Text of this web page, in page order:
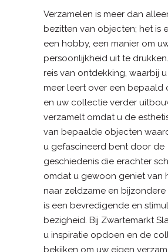
Verzamelen is meer dan
bezitten van objecten; het is
een hobby, een manier om
persoonlijkheid uit te
reis van ontdekking, waarbij
meer leert over een bepaald
en uw collectie verder
verzamelt omdat u de
van bepaalde objecten
u gefascineerd bent door de
geschiedenis die erachter
omdat u gewoon geniet van
naar zeldzame en bijzondere
is een bevredigende en
bezigheid. Bij Zwartemarkt
u inspiratie opdoen en de
bekijken om uw eigen